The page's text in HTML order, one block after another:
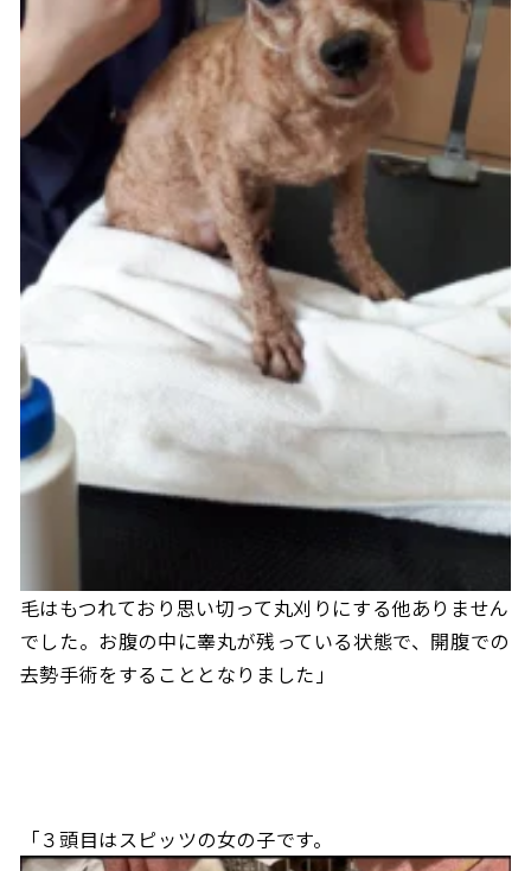
毛はもつれており思い切って丸刈りにする他ありません
でした。お腹の中に睾丸が残っている状態で、開腹での
去勢手術をすることとなりました」
「３頭目はスピッツの女の子です。